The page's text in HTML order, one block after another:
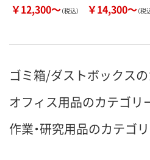
￥12,300～（税込） ￥14,300～（税
ゴミ箱/ダストボックス
オフィス用品のカテゴリ
作業・研究用品のカテゴ